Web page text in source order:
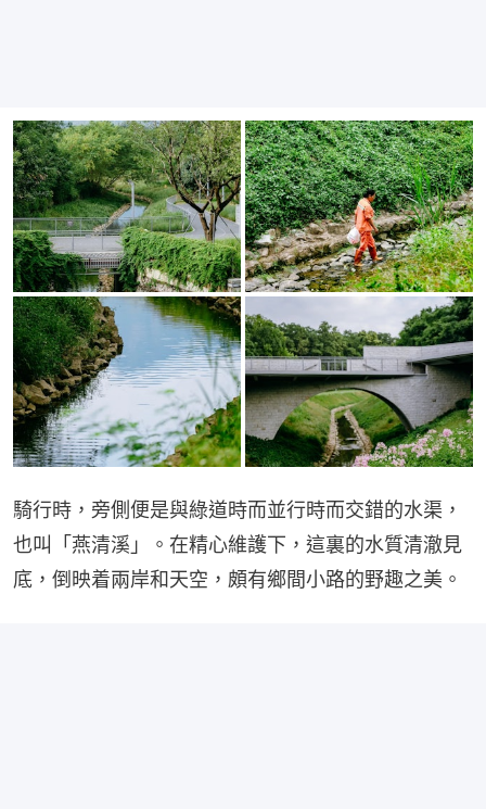
騎行時，旁側便是與綠道時而並行時而交錯的水渠，
也叫「燕清溪」。在精心維護下，這裏的水質清澈見
底，倒映着兩岸和天空，頗有鄉間小路的野趣之美。